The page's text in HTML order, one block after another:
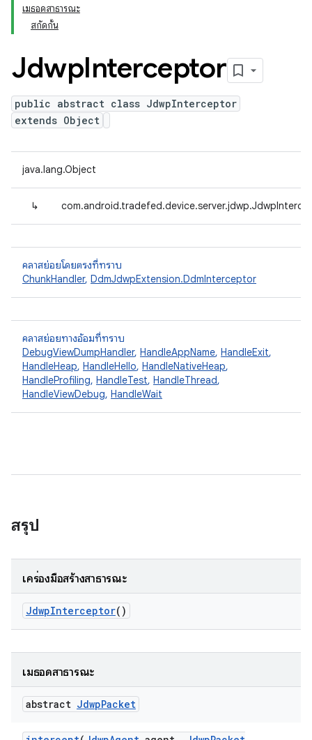
เมธอดสาธารณะ
สกัดกั้น
JdwpInterceptor
public abstract class JdwpInterceptor
extends Object
java.lang.Object
↳
คลาสย่อยโดยตรงที่ทราบ
ChunkHandler, DdmJdwpExtension.DdmInterceptor
คลาสย่อยทางอ้อมที่ทราบ
DebugViewDumpHandler, HandleAppName, HandleExit,
HandleHeap, HandleHello, HandleNativeHeap,
HandleProfiling, HandleTest, HandleThread,
HandleViewDebug, HandleWait
สรุป
เครื่องมือสร้างสาธารณะ
JdwpInterceptor()
เมธอดสาธารณะ
abstract JdwpPacket